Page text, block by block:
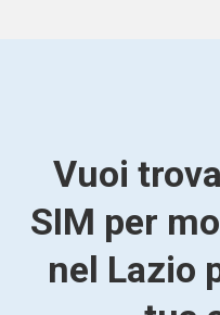
Vuoi
SIM per
nel Lazio